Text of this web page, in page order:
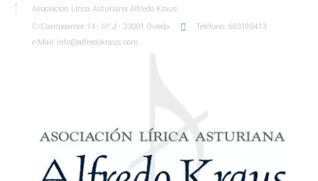
Asociación Lírica Asturiana Alfredo Kraus
C/Campoamor 14 - 6º J - 33001 Oviedo
Teléfono: 603190413
e-Mail: info@alfredokraus.com